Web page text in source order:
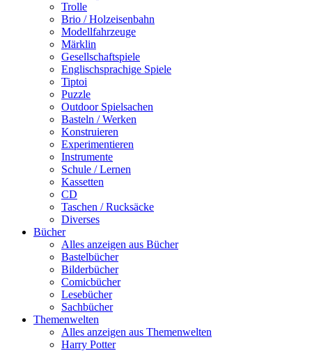
Trolle
Brio / Holzeisenbahn
Modellfahrzeuge
Märklin
Gesellschaftspiele
Englischsprachige Spiele
Tiptoi
Puzzle
Outdoor Spielsachen
Basteln / Werken
Konstruieren
Experimentieren
Instrumente
Schule / Lernen
Kassetten
CD
Taschen / Rucksäcke
Diverses
Bücher
Alles anzeigen aus Bücher
Bastelbücher
Bilderbücher
Comicbücher
Lesebücher
Sachbücher
Themenwelten
Alles anzeigen aus Themenwelten
Harry Potter